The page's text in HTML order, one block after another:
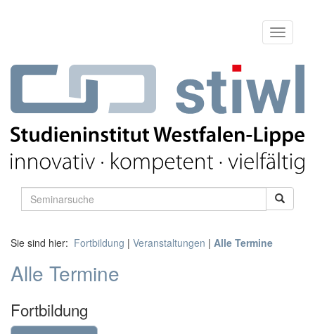
Sie sind hier: Fortbildung | Veranstaltungen | Alle Termine
Alle Termine
Fortbildung